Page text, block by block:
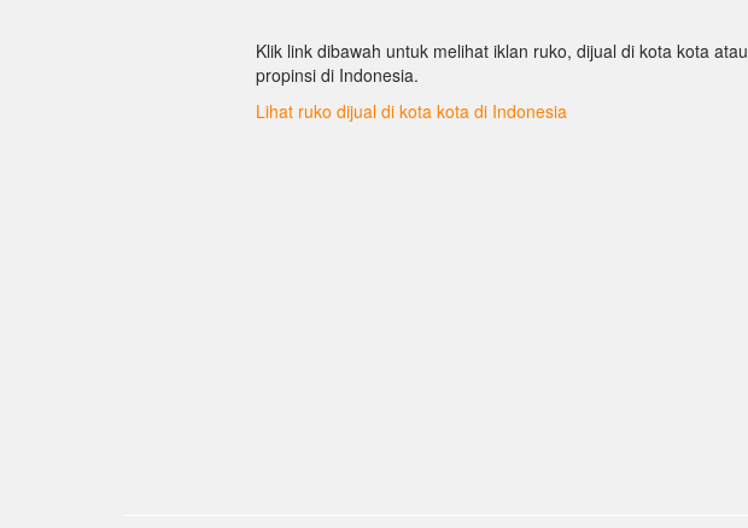
Klik link dibawah untuk melihat iklan ruko, dijual di kota kota atau
propinsi di Indonesia.
Lihat ruko dijual di kota kota di Indonesia